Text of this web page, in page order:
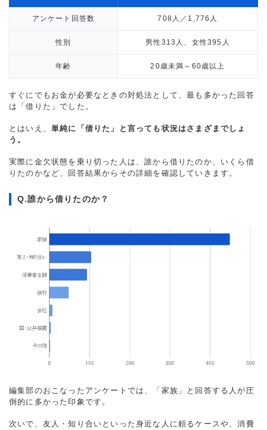
アンケート回答数 708人／1,776人
性別 男性313人、女性395人
年齢 20歳未満～60歳以上
すぐにでもお金が必要なときの対処法として、最も多かった回答
は「借りた」でした。
とはいえ、 単純に「借りた」と言っても状況はさまざまでしょ
う。
実際に金欠状態を乗り切った人は、誰から借りたのか、いくら借
りたのかなど、回答結果からその詳細を確認していきます。
Q.誰から借りたのか？
編集部のおこなったアンケートでは、「家族」と回答する人が圧
倒的に多かった印象です。
次いで、友人・知り合いといった身近な人に頼るケースや、消費